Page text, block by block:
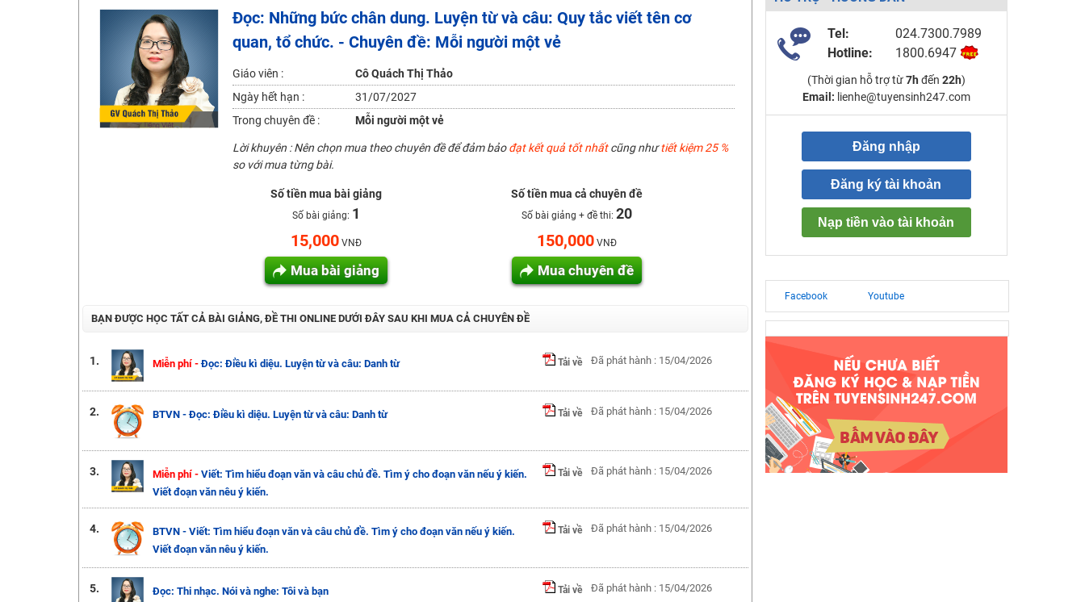
Học online lớp 2 với thầy cô giáo giỏi, nổi tiếng
2K6! Lộ Trình Sun 2024 - Ba bước luyện thi TN THPT - ĐH ít nhất 25 điểm
Hot! Lễ hội đồng giá 449K - 499K toàn bộ khoá học tại Tuyensinh247 (Từ 16-18/07/2025)
Khuyến Mãi Khoá Học 1K Chỉ Từ 11-13/09/2024
Đồng giá khóa học 499K - 399K (13/11-15/11)
Khai giảng khóa Ngữ văn 7 - xây nền vững chắc cho tương lai!
Luyện thi vào lớp 10 môn Toán, Văn, Hóa, Anh, Lý với giáo viên giỏi và nổi tiếng
Đọc: Những bức chân dung. Luyện từ và câu: Quy tắc viết tên cơ
quan, tổ chức. - Chuyên đề: Mỗi người một vẻ
Giáo viên :
Cô Quách Thị Thảo
Ngày hết hạn :
31/07/2027
Trong chuyên đề :
Mỗi người một vẻ
Lời khuyên : Nên chọn mua theo chuyên đề để đảm bảođạt kết quả tốt nhấtcũng nhưtiết kiệm 25 %
so với mua từng bài.
Số tiền mua bài giảng
Số bài giảng: 1
15,000VNĐ
Mua bài giảng
Số tiền mua cả chuyên đề
Số bài giảng + đề thi: 20
150,000 VNĐ
Mua chuyên đề
BẠN ĐƯỢC HỌC TẤT CẢ BÀI GIẢNG, ĐỀ THI ONLINE DƯỚI ĐÂY SAU KHI MUA CẢ CHUYÊN ĐỀ
1. Miễn phí -Đọc: Điều kì diệu. Luyện từ và câu: Danh từ Tải về Đã phát hành : 15/04/2026
2. BTVN - Đọc: Điều kì diệu. Luyện từ và câu: Danh từ Tải về Đã phát hành : 15/04/2026
3. Miễn phí - Viết: Tìm hiểu đoạn văn và câu chủ đề. Tìm ý cho đoạn văn nếu ý kiến.
Viết đoạn văn nêu ý kiến.
Tải về Đã phát hành : 15/04/2026
4.
BTVN - Viết: Tìm hiểu đoạn văn và câu chủ đề. Tìm ý cho đoạn văn nếu ý kiến.
Viết đoạn văn nêu ý kiến.
Tải về Đã phát hành : 15/04/2026
5. Đọc: Thi nhạc. Nói và nghe: Tôi và bạn Tải về Đã phát hành : 15/04/2026
Tel:
024.7300.7989
Hotline:
1800.6947
(Thời gian hỗ trợ từ7h đến 22h)
Email: lienhe@tuyensinh247.com
Đăng nhập
Đăng ký tài khoản
Nạp tiền vào tài khoản
Facebook Youtube